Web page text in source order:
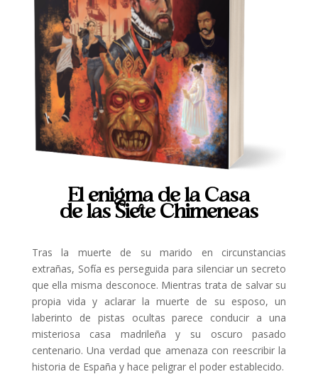
El enigma de la Casa
de las Siete Chimeneas
Tras la muerte de su marido en circunstancias
extrañas, Sofía es perseguida para silenciar un secreto
que ella misma desconoce. Mientras trata de salvar su
propia vida y aclarar la muerte de su esposo, un
laberinto de pistas ocultas parece conducir a una
misteriosa casa madrileña y su oscuro pasado
centenario. Una verdad que amenaza con reescribir la
historia de España y hace peligrar el poder establecido.